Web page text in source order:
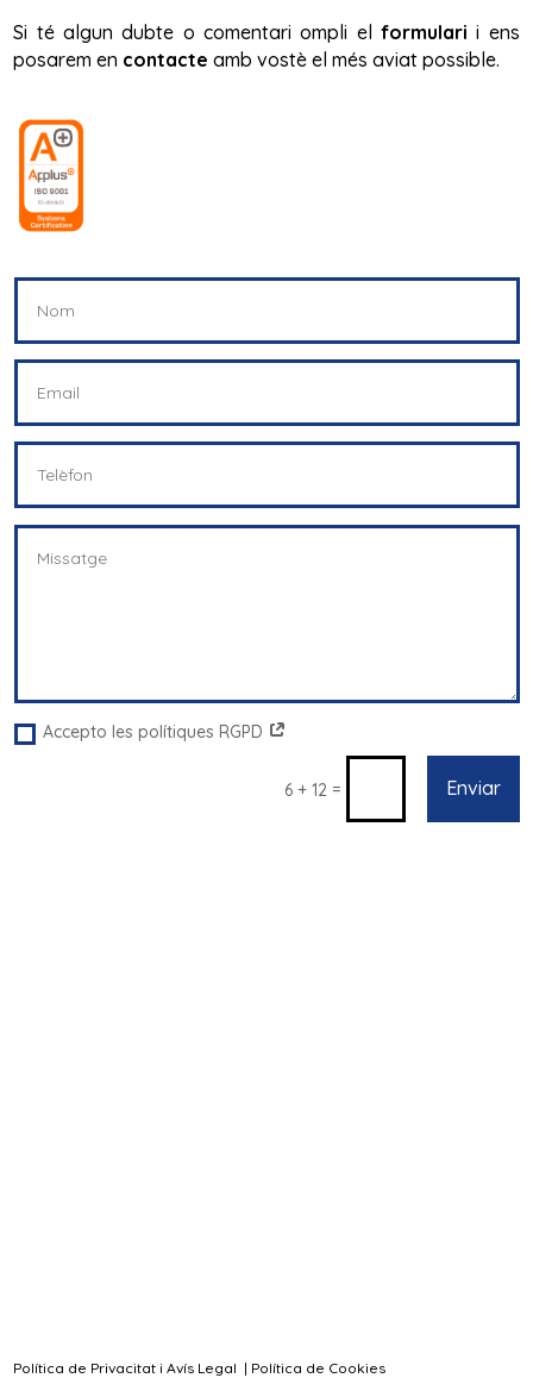
Si té algun dubte o comentari ompli elformulari i ens
posarem en contacte amb vostè el més aviat possible.
Accepto les polítiques RGPD
6 + 12 = Enviar
Política de Privacitat i Avís Legal | Política de Cookies